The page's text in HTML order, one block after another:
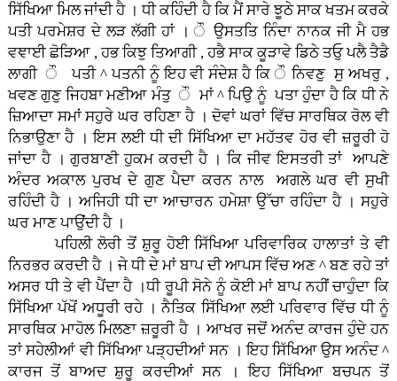
ਸਿੱਖਿਆ ਮਿਲ ਜਾਂਦੀ ਹੈ । ਧੀ ਕਹਿੰਦੀ ਹੈ ਕਿ ਮੈਂ ਸਾਰੇ ਝੂਠੇ ਸਾਕ ਖਤਮ ਕਰਕੇ
ਪਤੀ ਪਰਮੇਸ਼ਰ ਦੇ ਲੜ ਲੱਗੀ ਹਾਂ । ੌ ਉਸਤਤਿ ਨਿੰਦਾ ਨਾਨਕ ਜੀ ਮੈ ਹਭ
ਵਞਾਈ ਛੋੜਿਆ , ਹਭ ਕਿਝੁ ਤਿਆਗੀ , ਹਭੈ ਸਾਕ ਕੂੜਾਵੇ ਡਿਠੇ ਤਓੁ ਪਲੈ ਤੈਡੈ
ਲਾਗੀ ੌ ਪਤੀ ^ ਪਤਨੀ ਨੂੰ ਇਹ ਵੀ ਸੰਦੇਸ਼ ਹੈ ਕਿ ੌ ਨਿਵਣੁ ਸੁ ਅਖਰੁ ,
ਖਵਣ ਗੁਣੁ ਜਿਹਬਾ ਮਣੀਆ ਮੰਤੁ ੌ ਮਾਂ ^ ਪਿਉ ਨੂੰ ਪਤਾ ਹੁੰਦਾ ਹੈ ਕਿ ਧੀ ਨੇ
ਜ਼ਿਆਦਾ ਸਮਾਂ ਸਹੁਰੇ ਘਰ ਰਹਿਣਾ ਹੈ । ਦੋਵਾਂ ਘਰਾਂ ਵਿੱਚ ਸਾਰਥਿਕ ਰੋਲ ਵੀ
ਨਿਭਾਉਣਾ ਹੈ । ਇਸ ਲਈ ਧੀ ਦੀ ਸਿੱਖਿਆ ਦਾ ਮਹੱਤਵ ਹੋਰ ਵੀ ਜ਼ਰੂਰੀ ਹੋ
ਜਾਂਦਾ ਹੈ । ਗੁਰਬਾਣੀ ਹੁਕਮ ਕਰਦੀ ਹੈ । ਕਿ ਜੀਵ ਇਸਤਰੀ ਤਾਂ ਆਪਣੇ
ਅੰਦਰ ਅਕਾਲ ਪੁਰਖ ਦੇ ਗੁਣ ਪੈਦਾ ਕਰਨ ਨਾਲ ਅਗਲੇ ਘਰ ਵੀ ਸੁਖੀ
ਰਹਿੰਦੀ ਹੈ । ਅਜਿਹੀ ਧੀ ਦਾ ਆਚਾਰਨ ਹਮੇਸ਼ਾ ਉੱਚਾ ਰਹਿੰਦਾ ਹੈ । ਸਹੁਰੇ
ਘਰ ਮਾਣ ਪਾਉਂਦੀ ਹੈ ।
ਪਹਿਲੀ ਲੋਰੀ ਤੋਂ ਸ਼ੁਰੂ ਹੋਈ ਸਿੱਖਿਆ ਪਰਿਵਾਰਿਕ ਹਾਲਾਤਾਂ ਤੇ ਵੀ
ਨਿਰਭਰ ਕਰਦੀ ਹੈ । ਜੇ ਧੀ ਦੇ ਮਾਂ ਬਾਪ ਦੀ ਆਪਸ ਵਿੱਚ ਅਣ ^ ਬਣ ਰਹੇ ਤਾਂ
ਅਸਰ ਧੀ ਤੇ ਵੀ ਪੈਂਦਾ ਹੈ ।ਧੀ ਰੂਪੀ ਸੋਨੇ ਨੂੰ ਕੋਈ ਮਾਂ ਬਾਪ ਨਹੀਂ ਚਾਹੁੰਦਾ ਕਿ
ਸਿੱਖਿਆ ਪੱਖੋਂ ਅਧੂਰੀ ਰਹੇ । ਨੈਤਿਕ ਸਿੱਖਿਆ ਲਈ ਪਰਿਵਾਰ ਵਿੱਚ ਧੀ ਨੂੰ
ਸਾਰਥਿਕ ਮਾਹੋਲ ਮਿਲਣਾ ਜ਼ਰੂਰੀ ਹੈ । ਆਖਰ ਜਦੋਂ ਅਨੰਦ ਕਾਰਜ ਹੁੰਦੇ ਹਨ
ਤਾਂ ਸਹੇਲੀਆਂ ਵੀ ਸਿੱਖਿਆ ਪੜ੍ਹਦੀਆਂ ਸਨ । ਇਹ ਸਿੱਖਿਆ ਉਸ ਅਨੰਦ ^
ਕਾਰਜ ਤੋਂ ਬਾਅਦ ਸ਼ੁਰੂ ਕਰਦੀਆਂ ਸਨ । ਇਹ ਸਿੱਖਿਆ ਬਚਪਨ ਤੋਂ